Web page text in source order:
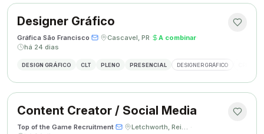
Designer Gráfico
Gráfica São Francisco· · Cascavel, PR· A combinar·
há 24 dias
DESIGN GRÁFICO CLT PLENO PRESENCIAL DESIGNER GRÁFICO
Content Creator / Social Media
Top of the Game Recruitment· · Letchworth, Reino Unido ·